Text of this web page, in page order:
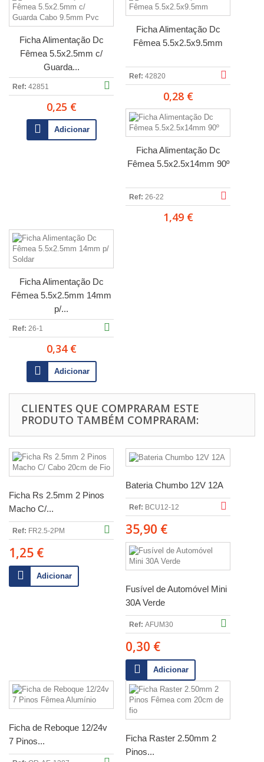
Ficha Alimentação Dc
Fêmea 5.5x2.5mm c/
Guarda...
Ref: 42851
0,25 €
Adicionar
Ficha Alimentação Dc
Fêmea 5.5x2.5x9.5mm
Ref: 42820
0,28 €
Ficha Alimentação Dc
Fêmea 5.5x2.5x14mm 90º
Ref: 26-22
1,49 €
Ficha Alimentação Dc
Fêmea 5.5x2.5mm 14mm
p/...
Ref: 26-1
0,34 €
Adicionar
CLIENTES QUE COMPRARAM ESTE
PRODUTO TAMBÉM COMPRARAM:
Ficha Rs 2.5mm 2 Pinos
Macho C/...
Ref: FR2.5-2PM
1,25 €
Adicionar
Bateria Chumbo 12V 12A
Ref: BCU12-12
35,90 €
Fusível de Automóvel Mini
30A Verde
Ref: AFUM30
0,30 €
Adicionar
Ficha de Reboque 12/24v
7 Pinos...
Ficha Raster 2.50mm 2
Pinos...